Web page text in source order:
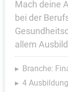
Mach deine
bei der
allem
Branche:
4